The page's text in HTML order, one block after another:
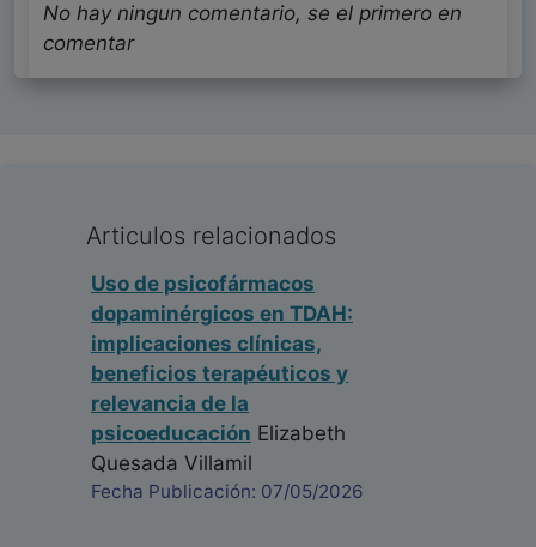
No hay ningun comentario, se el primero en
comentar
Articulos relacionados
Uso de psicofármacos
dopaminérgicos en TDAH:
implicaciones clínicas,
beneficios terapéuticos y
relevancia de la
psicoeducación Elizabeth
Quesada Villamil
Fecha Publicación: 07/05/2026